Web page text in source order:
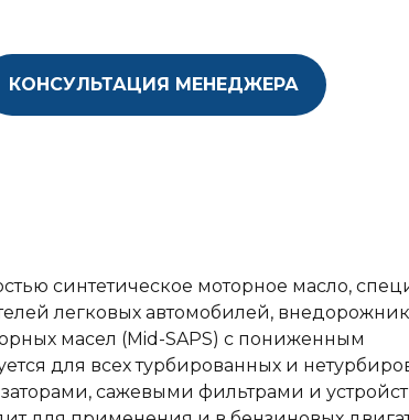
КОНСУЛЬТАЦИЯ МЕНЕДЖЕРА
синтетическое моторное масло,
легковых автомобилей,
масел (Mid-SAPS) с пониженным
для всех турбированных и
сажевыми фильтрами и